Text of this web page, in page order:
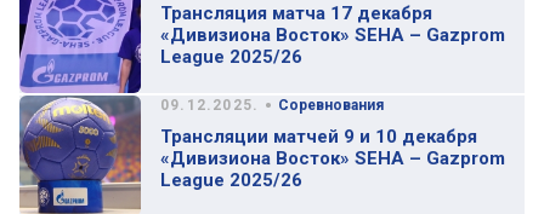
Трансляция матча 17 декабря
«Дивизиона Восток» SEHA – Gazprom
League 2025/26
09.12.2025. • Соревнования
Трансляции матчей 9 и 10 декабря
«Дивизиона Восток» SEHA – Gazprom
League 2025/26